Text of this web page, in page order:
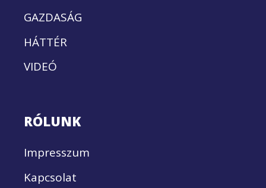
GAZDASÁG
HÁTTÉR
VIDEÓ
RÓLUNK
Impresszum
Kapcsolat